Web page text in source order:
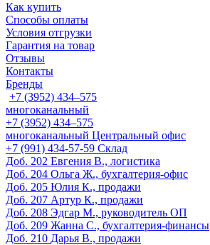
Как купить
Способы оплаты
Условия отгрузки
Гарантия на товар
Отзывы
Контакты
Бренды
+7 (3952) 434‒575
многоканальный
+7 (3952) 434‒575
многоканальный Центральный офис
‎+7 (991) 434-57-59 Склад
Доб. 202 Евгения В., логистика
Доб. 204 Ольга Ж., бухгалтерия-офис
Доб. 205 Юлия К., продажи
Доб. 207 Артур К., продажи
Доб. 208 Эдгар М., руководитель ОП
Доб. 209 Жанна С., бухгалтерия-финансы
Доб. 210 Дарья В., продажи